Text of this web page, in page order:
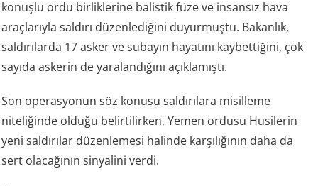
konuşlu ordu birliklerine balistik füze ve insansız hava
araçlarıyla saldırı düzenlediğini duyurmuştu. Bakanlık,
saldırılarda 17 asker ve subayın hayatını kaybettiğini, çok
sayıda askerin de yaralandığını açıklamıştı.
Son operasyonun söz konusu saldırılara misilleme
niteliğinde olduğu belirtilirken, Yemen ordusu Husilerin
yeni saldırılar düzenlemesi halinde karşılığının daha da
sert olacağının sinyalini verdi.